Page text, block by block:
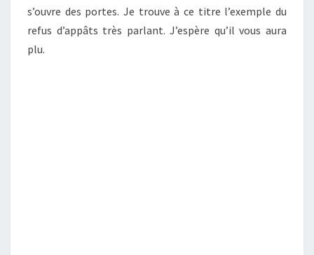
s’ouvre des portes. Je trouve à ce titre l’exemple du
refus d’appâts très parlant. J’espère qu’il vous aura
plu.